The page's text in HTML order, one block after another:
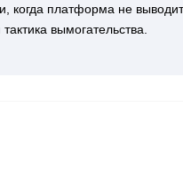
когда платформа не
вымогательства.